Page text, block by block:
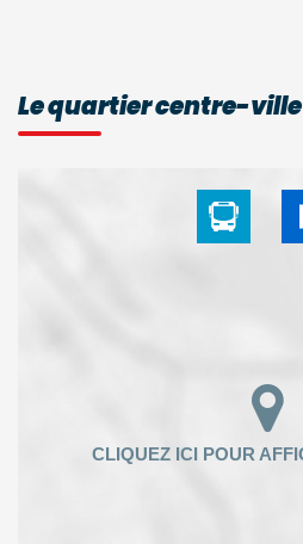
Le quartier centre-ville